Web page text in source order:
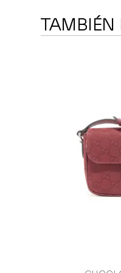
TAMBIÉN